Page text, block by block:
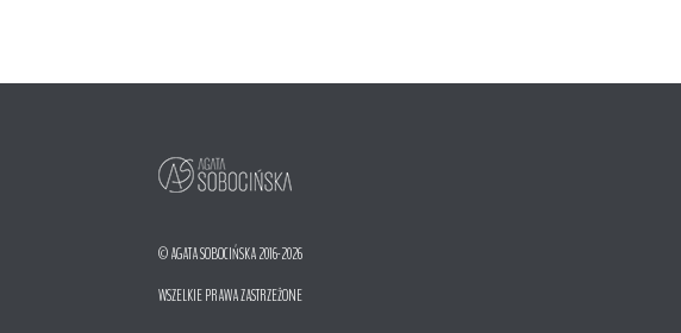
© AGATA SOBOCIŃSKA 2016-2026
WSZELKIE PRAWA ZASTRZEŻONE